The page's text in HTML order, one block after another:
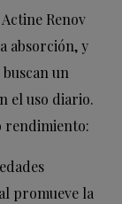
Renov
absorción, y
un
el uso diario.
rendimiento:
promueve la